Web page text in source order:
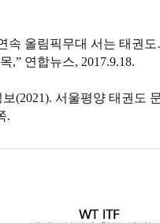
속 올림픽무대 서는 태권
,” 연합뉴스, 2017.9.18.
(2021). 서울평양 태권도
.